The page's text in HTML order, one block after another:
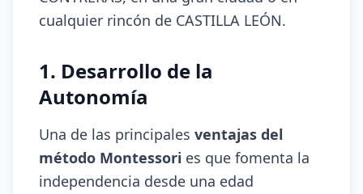
cualquier rincón de CASTILLA LEÓN.
1. Desarrollo de la
Autonomía
Una de las principales ventajas del
método Montessori es que fomenta la
independencia desde una edad